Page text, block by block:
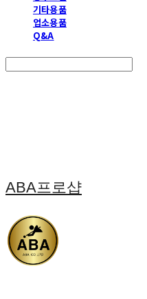
기타용품
업소용품
Q&A
ABA프로샵